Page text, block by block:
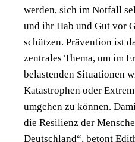
werden, sich im Notfall
und ihr Hab und Gut vor
schützen. Prävention ist
zentrales Thema, um im
belastenden Situationen
Katastrophen oder
umgehen zu können.
die Resilienz der
Deutschland“, betont